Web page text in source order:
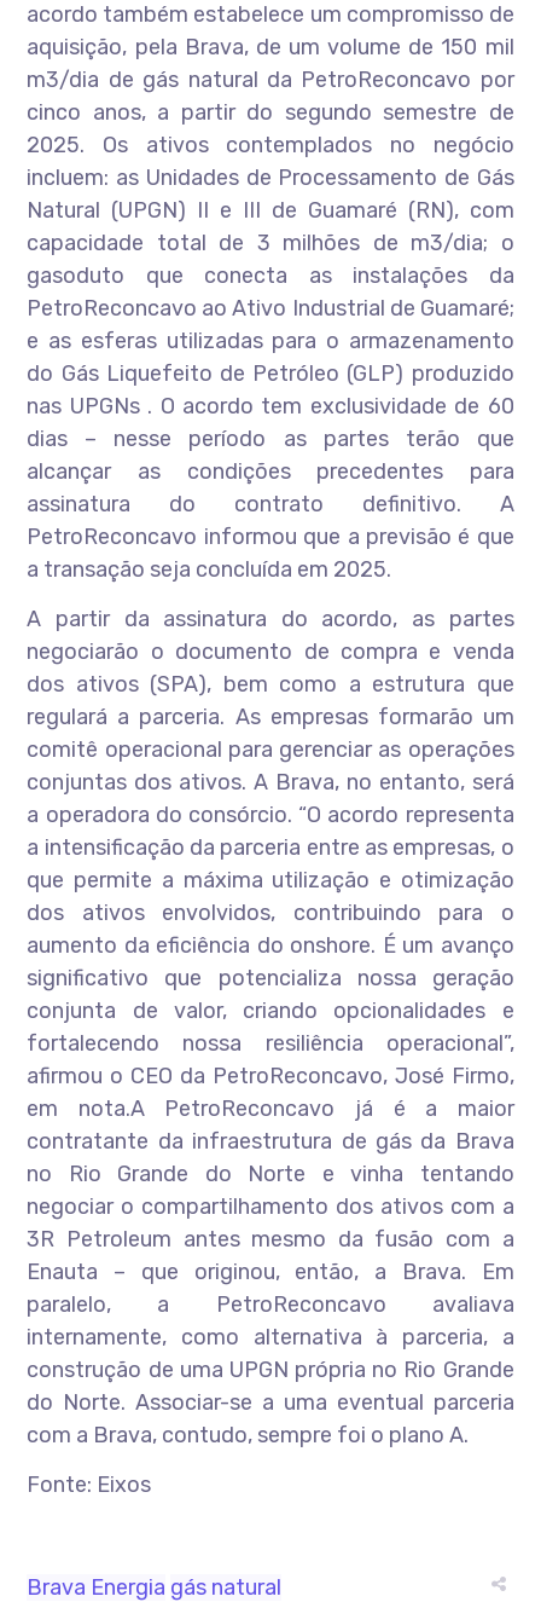
acordo também estabelece um compromisso de
aquisição, pela Brava, de um volume de 150 mil
m3/dia de gás natural da PetroReconcavo por
cinco anos, a partir do segundo semestre de
2025. Os ativos contemplados no negócio
incluem: as Unidades de Processamento de Gás
Natural (UPGN) II e III de Guamaré (RN), com
capacidade total de 3 milhões de m3/dia; o
gasoduto que conecta as instalações da
PetroReconcavo ao Ativo Industrial de Guamaré;
e as esferas utilizadas para o armazenamento
do Gás Liquefeito de Petróleo (GLP) produzido
nas UPGNs . O acordo tem exclusividade de 60
dias – nesse período as partes terão que
alcançar as condições precedentes para
assinatura do contrato definitivo. A
PetroReconcavo informou que a previsão é que
a transação seja concluída em 2025.
A partir da assinatura do acordo, as partes
negociarão o documento de compra e venda
dos ativos (SPA), bem como a estrutura que
regulará a parceria. As empresas formarão um
comitê operacional para gerenciar as operações
conjuntas dos ativos. A Brava, no entanto, será
a operadora do consórcio. “O acordo representa
a intensificação da parceria entre as empresas, o
que permite a máxima utilização e otimização
dos ativos envolvidos, contribuindo para o
aumento da eficiência do onshore. É um avanço
significativo que potencializa nossa geração
conjunta de valor, criando opcionalidades e
fortalecendo nossa resiliência operacional”,
afirmou o CEO da PetroReconcavo, José Firmo,
em nota.A PetroReconcavo já é a maior
contratante da infraestrutura de gás da Brava
no Rio Grande do Norte e vinha tentando
negociar o compartilhamento dos ativos com a
3R Petroleum antes mesmo da fusão com a
Enauta – que originou, então, a Brava. Em
paralelo, a PetroReconcavo avaliava
internamente, como alternativa à parceria, a
construção de uma UPGN própria no Rio Grande
do Norte. Associar-se a uma eventual parceria
com a Brava, contudo, sempre foi o plano A.
Fonte: Eixos
Brava Energia gás natural